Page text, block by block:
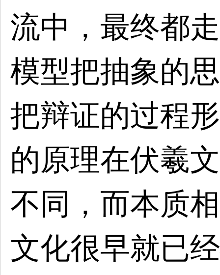
流中，最终都
模型把抽象的
把辩证的过程
的原理在伏羲
不同，而本质
文化很早就已